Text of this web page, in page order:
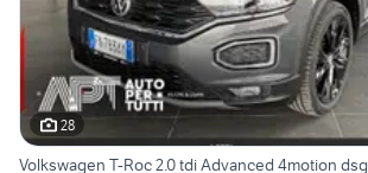
28
Volkswagen T-Roc 2.0 tdi Advanced 4motion dsg